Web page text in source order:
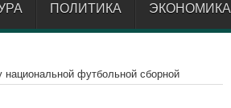
ПОЛИТИКА ЭКОНОМИКА
футбольной сборной